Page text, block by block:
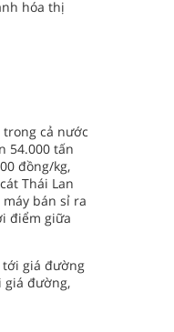
hóa thị
cả nước
54.000 tấn
đồng/kg,
Thái Lan
bán sỉ ra
điểm giữa
tới giá đường
giá đường,